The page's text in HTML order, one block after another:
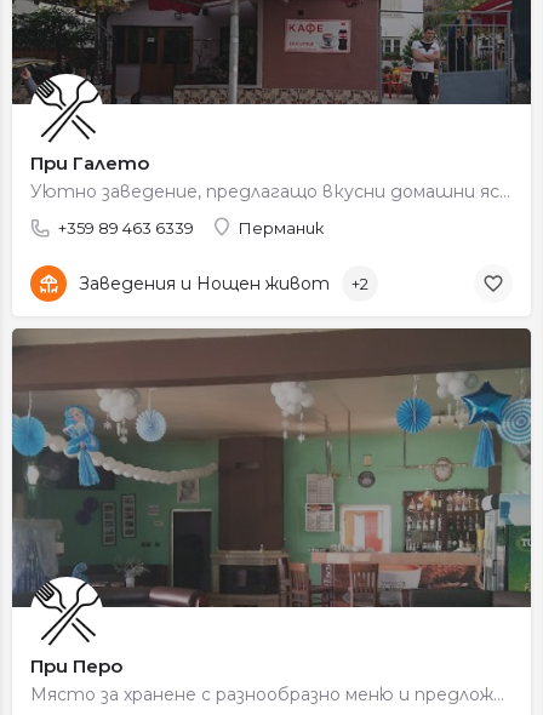
При Галето
Уютно заведение, предлагащо вкусни домашни ястия и приятна атмосфера.
+359 89 463 6339 Перманик
Заведения и Нощен живот +2
При Перо
Място за хранене с разнообразно меню и предложения за обяд и вечеря.